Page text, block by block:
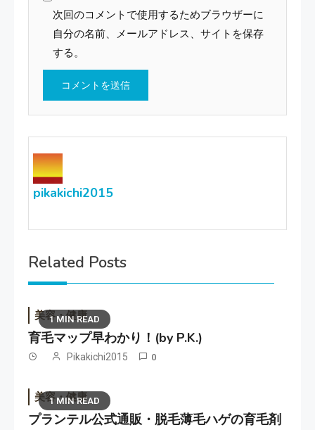
次回のコメントで使用するためブラウザーに
自分の名前、メールアドレス、サイトを保存
する。
pikakichi2015
Related Posts
1 MIN READ
美容・健康
育毛マップ早わかり！(by P.K.)
Pikakichi2015 0
1 MIN READ
美容・健康
プランテル公式通販・脱毛薄毛ハゲの育毛剤